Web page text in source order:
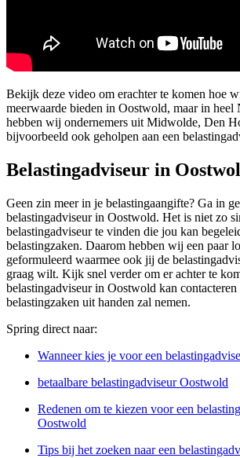
Bekijk deze video om erachter te komen hoe
meerwaarde bieden in Oostwold, maar in heel
hebben wij ondernemers uit Midwolde, Den
bijvoorbeeld ook geholpen aan een
Belastingadviseur in
Geen zin meer in je belastingaangifte? Ga in
belastingadviseur in Oostwold. Het is niet zo
belastingadviseur te vinden die jou kan
belastingzaken. Daarom hebben wij een paar
geformuleerd waarmee ook jij de
graag wilt. Kijk snel verder om er achter te
belastingadviseur in Oostwold kan
belastingzaken uit handen zal nemen.
Spring direct naar:
Wanneer kies je voor een
betaalbare belastingadviseur Oostwold
Redenen om te kiezen voor een
Oostwold
Tips bij het zoeken naar een